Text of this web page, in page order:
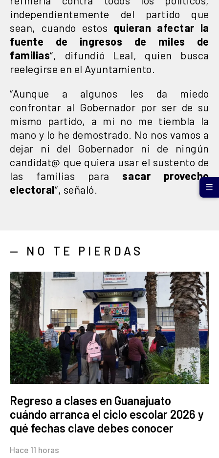
independientemente del partido que
sean, cuando estos quieran afectar la
fuente de ingresos de miles de
familias“, difundió Leal, quien busca
reelegirse en el Ayuntamiento.
“Aunque a algunos les da miedo
confrontar al Gobernador por ser de su
mismo partido, a mí no me tiembla la
mano y lo he demostrado. No nos vamos a
dejar ni del Gobernador ni de ningún
candidat@ que quiera usar el sustento de
las familias para sacar provecho
electoral“, señaló.
— NO TE PIERDAS
Regreso a clases en Guanajuato
cuándo arranca el ciclo escolar 2026 y
qué fechas clave debes conocer
Hace 11 horas
☰